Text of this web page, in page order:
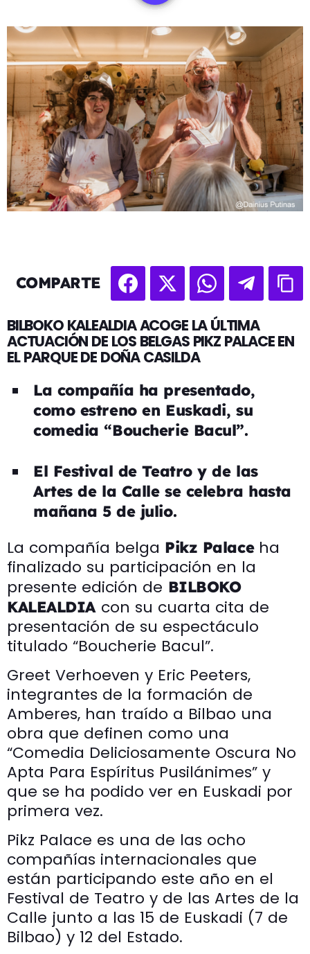
COMPARTE
BILBOKO KALEALDIA ACOGE LA ÚLTIMA
ACTUACIÓN DE LOS BELGAS PIKZ PALACE EN
EL PARQUE DE DOÑA CASILDA
La compañía ha presentado,
como estreno en Euskadi, su
comedia “Boucherie Bacul”.
El Festival de Teatro y de las
Artes de la Calle se celebra hasta
mañana 5 de julio.
La compañía belga Pikz Palaceha
finalizado su participación en la
presente edición de BILBOKO
KALEALDIA con su cuarta cita de
presentación de su espectáculo
titulado “Boucherie Bacul”.
Greet Verhoeven y Eric Peeters,
integrantes de la formación de
Amberes, han traído a Bilbao una
obra que definen como una
“Comedia Deliciosamente Oscura No
Apta Para Espíritus Pusilánimes” y
que se ha podido ver en Euskadi por
primera vez.
Pikz Palace es una de las ocho
compañías internacionales que
están participando este año en el
Festival de Teatro y de las Artes de la
Calle junto a las 15 de Euskadi (7 de
Bilbao) y 12 del Estado.